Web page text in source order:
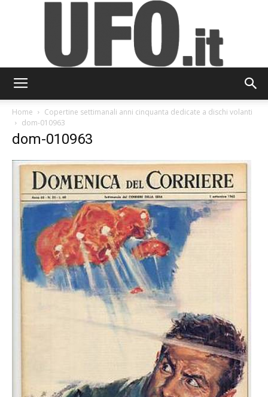
Home
Copertine settimanali anni cinquanta dedicate a dischi volanti
dom-010963
dom-010963